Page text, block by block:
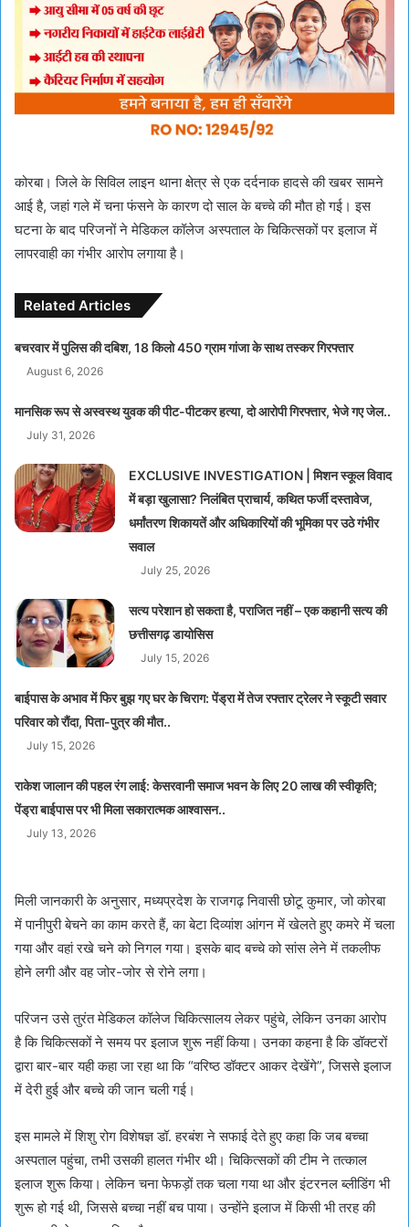
कोरबा। जिले के सिविल लाइन थाना क्षेत्र से एक दर्दनाक हादसे की खबर सामने
आई है, जहां गले में चना फंसने के कारण दो साल के बच्चे की मौत हो गई। इस
घटना के बाद परिजनों ने मेडिकल कॉलेज अस्पताल के चिकित्सकों पर इलाज में
लापरवाही का गंभीर आरोप लगाया है।
Related Articles
बचरवार में पुलिस की दबिश, 18 किलो 450 ग्राम गांजा के साथ तस्कर गिरफ्तार
August 6, 2026
मानसिक रूप से अस्वस्थ युवक की पीट-पीटकर हत्या, दो आरोपी गिरफ्तार, भेजे गए जेल..
July 31, 2026
EXCLUSIVE INVESTIGATION | मिशन स्कूल विवाद
में बड़ा खुलासा? निलंबित प्राचार्य, कथित फर्जी दस्तावेज,
धर्मांतरण शिकायतें और अधिकारियों की भूमिका पर उठे गंभीर
सवाल
July 25, 2026
सत्य परेशान हो सकता है, पराजित नहीं – एक कहानी सत्य की
छत्तीसगढ़ डायोसिस
July 15, 2026
बाईपास के अभाव में फिर बुझ गए घर के चिराग: पेंड्रा में तेज रफ्तार ट्रेलर ने स्कूटी सवार
परिवार को रौंदा, पिता-पुत्र की मौत..
July 15, 2026
राकेश जालान की पहल रंग लाई: केसरवानी समाज भवन के लिए 20 लाख की स्वीकृति;
पेंड्रा बाईपास पर भी मिला सकारात्मक आश्वासन..
July 13, 2026
मिली जानकारी के अनुसार, मध्यप्रदेश के राजगढ़ निवासी छोटू कुमार, जो कोरबा
में पानीपुरी बेचने का काम करते हैं, का बेटा दिव्यांश आंगन में खेलते हुए कमरे में चला
गया और वहां रखे चने को निगल गया। इसके बाद बच्चे को सांस लेने में तकलीफ
होने लगी और वह जोर-जोर से रोने लगा।
परिजन उसे तुरंत मेडिकल कॉलेज चिकित्सालय लेकर पहुंचे, लेकिन उनका आरोप
है कि चिकित्सकों ने समय पर इलाज शुरू नहीं किया। उनका कहना है कि डॉक्टरों
द्वारा बार-बार यही कहा जा रहा था कि “वरिष्ठ डॉक्टर आकर देखेंगे”, जिससे इलाज
में देरी हुई और बच्चे की जान चली गई।
इस मामले में शिशु रोग विशेषज्ञ डॉ. हरबंश ने सफाई देते हुए कहा कि जब बच्चा
अस्पताल पहुंचा, तभी उसकी हालत गंभीर थी। चिकित्सकों की टीम ने तत्काल
इलाज शुरू किया। लेकिन चना फेफड़ों तक चला गया था और इंटरनल ब्लीडिंग भी
शुरू हो गई थी, जिससे बच्चा नहीं बच पाया। उन्होंने इलाज में किसी भी तरह की